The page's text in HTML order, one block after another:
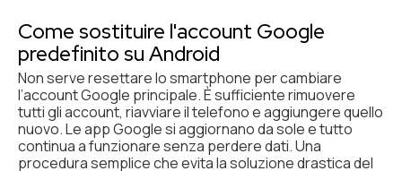
Come sostituire l'account Google
predefinito su Android
Non serve resettare lo smartphone per cambiare
l’account Google principale. È sufficiente rimuovere
tutti gli account, riavviare il telefono e aggiungere quello
nuovo. Le app Google si aggiornano da sole e tutto
continua a funzionare senza perdere dati. Una
procedura semplice che evita la soluzione drastica del